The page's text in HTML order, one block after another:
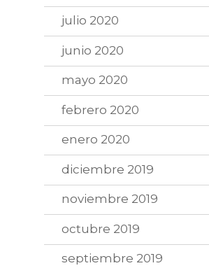
julio 2020
junio 2020
mayo 2020
febrero 2020
enero 2020
diciembre 2019
noviembre 2019
octubre 2019
septiembre 2019